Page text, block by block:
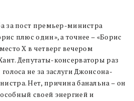
за пост премьер-министра
плюс один», а точнее – «Борис
Х в четверг вечером
Депутаты-консерваторы раз
не за заслуги Джонсона-
Нет, причина банальна – он
своей энергией и